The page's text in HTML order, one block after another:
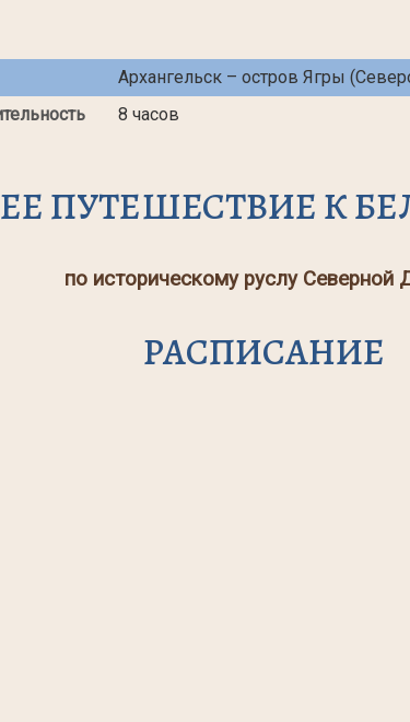
Архангельск – остров Ягры
8 часов
ПУТЕШЕСТВИЕ К
по историческому руслу Северной
РАСПИСАНИЕ